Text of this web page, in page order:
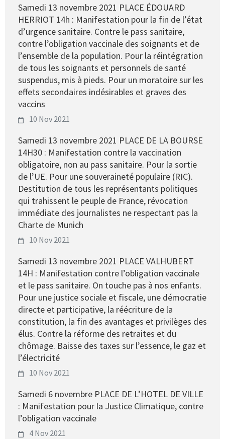
Samedi 13 novembre 2021 PLACE ÉDOUARD
HERRIOT 14h : Manifestation pour la fin de l’état
d’urgence sanitaire. Contre le pass sanitaire,
contre l’obligation vaccinale des soignants et de
l’ensemble de la population. Pour la réintégration
de tous les soignants et personnels de santé
suspendus, mis à pieds. Pour un moratoire sur les
effets secondaires indésirables et graves des
vaccins
10 Nov 2021
Samedi 13 novembre 2021 PLACE DE LA BOURSE
14H30 : Manifestation contre la vaccination
obligatoire, non au pass sanitaire. Pour la sortie
de l’UE. Pour une souveraineté populaire (RIC).
Destitution de tous les représentants politiques
qui trahissent le peuple de France, révocation
immédiate des journalistes ne respectant pas la
Charte de Munich
10 Nov 2021
Samedi 13 novembre 2021 PLACE VALHUBERT
14H : Manifestation contre l’obligation vaccinale
et le pass sanitaire. On touche pas à nos enfants.
Pour une justice sociale et fiscale, une démocratie
directe et participative, la réécriture de la
constitution, la fin des avantages et privilèges des
élus. Contre la réforme des retraites et du
chômage. Baisse des taxes sur l’essence, le gaz et
l’électricité
10 Nov 2021
Samedi 6 novembre PLACE DE L’HOTEL DE VILLE
: Manifestation pour la Justice Climatique, contre
l’obligation vaccinale
4 Nov 2021